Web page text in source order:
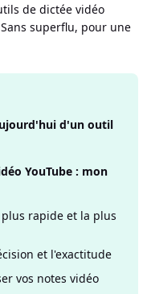
de dictée vidéo
superflu, pour une
d'un outil
YouTube : mon
rapide et la plus
et l'exactitude
vos notes vidéo